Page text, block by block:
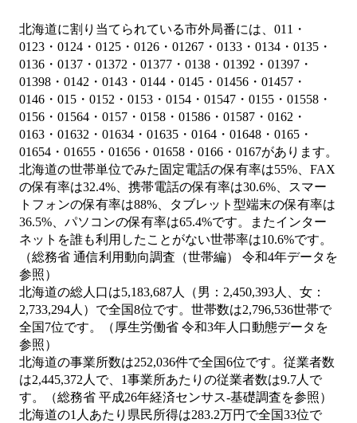
北海道に割り当てられている市外局番には、011・
0123・0124・0125・0126・01267・0133・0134・0135・
0136・0137・01372・01377・0138・01392・01397・
01398・0142・0143・0144・0145・01456・01457・
0146・015・0152・0153・0154・01547・0155・01558・
0156・01564・0157・0158・01586・01587・0162・
0163・01632・01634・01635・0164・01648・0165・
01654・01655・01656・01658・0166・0167があります。
北海道の世帯単位でみた固定電話の保有率は55%、FAX
の保有率は32.4%、携帯電話の保有率は30.6%、スマー
トフォンの保有率は88%、タブレット型端末の保有率は
36.5%、パソコンの保有率は65.4%です。またインター
ネットを誰も利用したことがない世帯率は10.6%です。
（総務省 通信利用動向調査（世帯編） 令和4年データを
参照）
北海道の総人口は5,183,687人（男：2,450,393人、女：
2,733,294人）で全国8位です。世帯数は2,796,536世帯で
全国7位です。（厚生労働省 令和3年人口動態データを
参照）
北海道の事業所数は252,036件で全国6位です。従業者数
は2,445,372人で、1事業所あたりの従業者数は9.7人で
す。（総務省 平成26年経済センサス‐基礎調査を参照）
北海道の1人あたり県民所得は283.2万円で全国33位で